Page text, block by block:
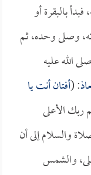
بالبقرة أو
وصلى وحده، ثم
الله عليه
: (أفتان أنت يا
ربك الأعلى
والسلام إلى أن
والشمس